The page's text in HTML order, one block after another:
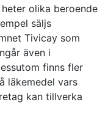
olika beroende
säljs
Tivicay som
även i
finns fler
läkemedel vars
kan tillverka